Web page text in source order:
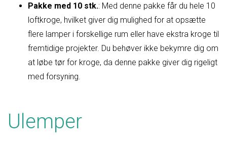
Pakke med 10 stk.: Med denne pakke får du hele 10
loftkroge, hvilket giver dig mulighed for at opsætte
flere lamper i forskellige rum eller have ekstra kroge til
fremtidige projekter. Du behøver ikke bekymre dig om
at løbe tør for kroge, da denne pakke giver dig rigeligt
med forsyning.
Ulemper